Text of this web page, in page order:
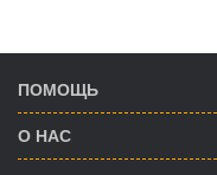
ПОМОЩЬ
О НАС